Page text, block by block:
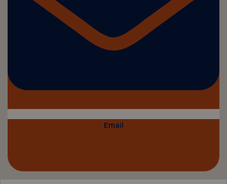
Email